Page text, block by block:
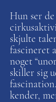
Hun ser
skjulte
fascineret
noget
skiller sig
kender,